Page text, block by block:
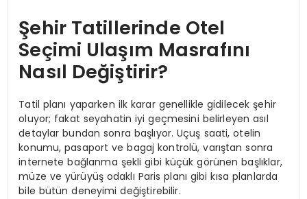
Şehir Tatillerinde Otel
Seçimi Ulaşım Masrafını
Nasıl Değiştirir?
Tatil planı yaparken ilk karar genellikle gidilecek şehir
oluyor; fakat seyahatin iyi geçmesini belirleyen asıl
detaylar bundan sonra başlıyor. Uçuş saati, otelin
konumu, pasaport ve bagaj kontrolü, varıştan sonra
internete bağlanma şekli gibi küçük görünen başlıklar,
müze ve yürüyüş odaklı Paris planı gibi kısa planlarda
bile bütün deneyimi değiştirebilir.